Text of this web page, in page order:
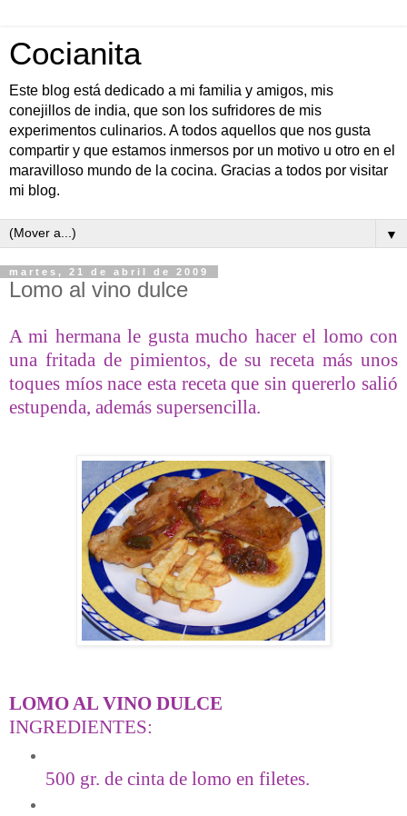
Cocianita
Este blog está dedicado a mi familia y amigos, mis
conejillos de india, que son los sufridores de mis
experimentos culinarios. A todos aquellos que nos gusta
compartir y que estamos inmersos por un motivo u otro en el
maravilloso mundo de la cocina. Gracias a todos por visitar
mi blog.
▼
martes, 21 de abril de 2009
Lomo al vino dulce
A mi hermana le gusta mucho hacer el lomo con
una fritada de pimientos, de su receta más unos
toques míos nace esta receta que sin quererlo salió
estupenda, además supersencilla.
LOMO AL VINO DULCE
INGREDIENTES:
500 gr. de cinta de lomo en filetes.